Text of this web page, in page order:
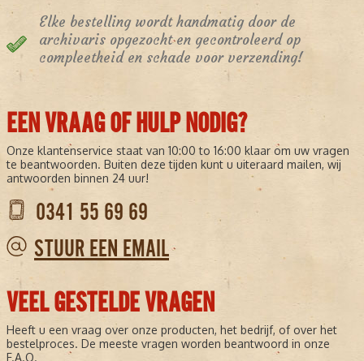
Elke bestelling wordt handmatig door de
archivaris opgezocht en gecontroleerd op
compleetheid en schade voor verzending!
EEN VRAAG OF HULP NODIG?
Onze klantenservice staat van 10:00 to 16:00 klaar om uw vragen
te beantwoorden. Buiten deze tijden kunt u uiteraard mailen, wij
antwoorden binnen 24 uur!
0341 55 69 69
STUUR EEN EMAIL
VEEL GESTELDE VRAGEN
Heeft u een vraag over onze producten, het bedrijf, of over het
bestelproces. De meeste vragen worden beantwoord in onze
F.A.Q.